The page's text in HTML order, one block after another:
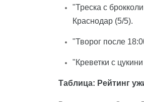
"Треска с
Краснодар (5/5).
"Творог после
"Креветки с
Таблица: Рейтинг